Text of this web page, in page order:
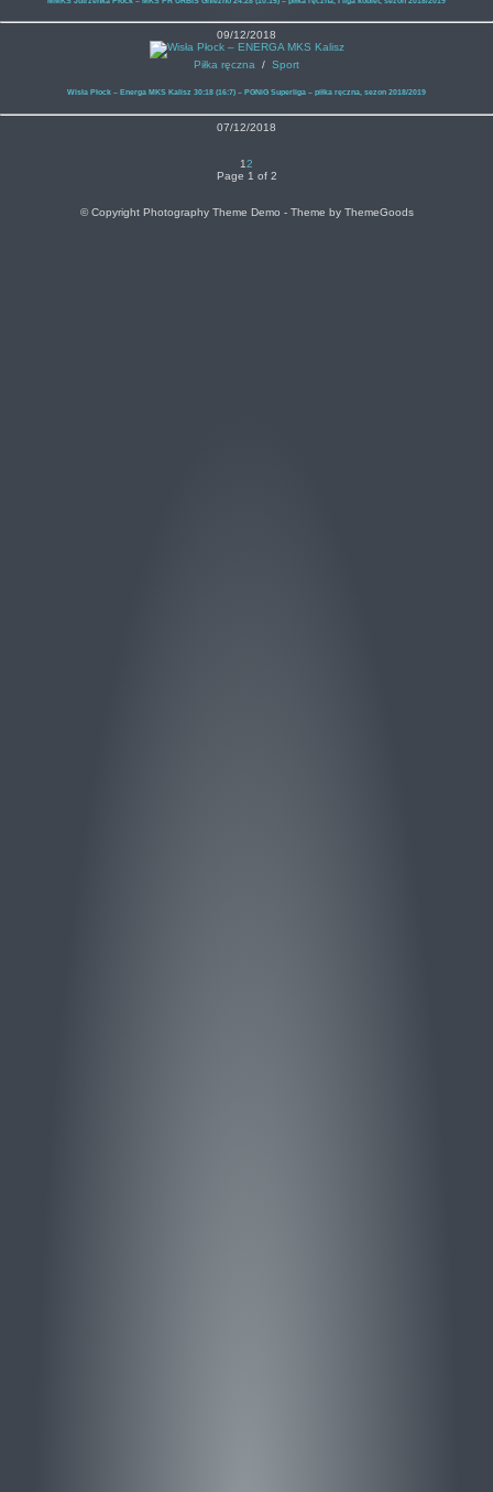
09/12/2018
Piłka ręczna / Sport
Wisła Płock – Energa MKS Kalisz 30:18 (16:7) – PGNiG Superliga – piłka ręczna, sezon 2018/2019
07/12/2018
12
Page 1 of 2
© Copyright Photography Theme Demo - Theme by ThemeGoods